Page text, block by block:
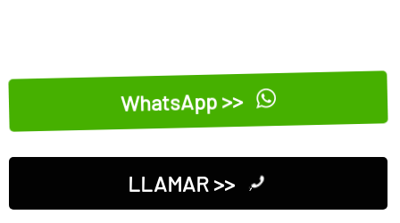
WhatsApp >>
LLAMAR >>